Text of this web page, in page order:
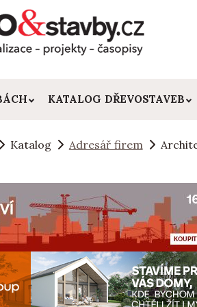
KATALOG DŘEVOSTAVEB
Katalog Adresář firem